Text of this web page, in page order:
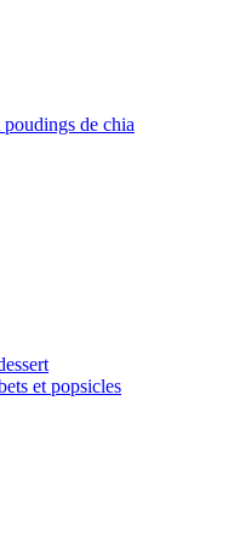
de chia
et popsicles